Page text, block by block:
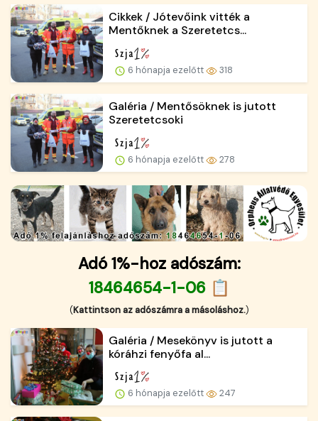
Cikkek / Jótevőink vitték a
Mentőknek a Szeretetcs...
6 hónapja ezelőtt 318
Galéria / Mentősöknek is jutott
Szeretetcsoki
6 hónapja ezelőtt 278
Adó 1%-hoz adószám:
18464654-1-06 📋
(Kattintson az adószámra a másoláshoz.)
Galéria / Mesekönyv is jutott a
kóráhzi fenyőfa al...
6 hónapja ezelőtt 247